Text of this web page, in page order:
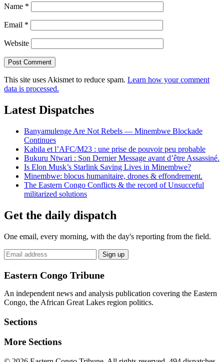
Name *
Email *
Website
This site uses Akismet to reduce spam. Learn how your comment
data is processed.
Latest Dispatches
Banyamulenge Are Not Rebels — Minembwe Blockade
Continues
Kabila et l’AFC/M23 : une prise de pouvoir peu probable
Bukuru Ntwari : Son Dernier Message avant d’être Assassiné.
Is Elon Musk’s Starlink Saving Lives in Minembwe?
Minembwe: blocus humanitaire, drones & effondrement.
The Eastern Congo Conflicts & the record of Unsucceful
militarized solutions
Get the daily dispatch
One email, every morning, with the day's reporting from the field.
Email
address
Sign up
Eastern Congo Tribune
An independent news and analysis publication covering the Eastern
Congo, the African Great Lakes region politics.
Sections
More Sections